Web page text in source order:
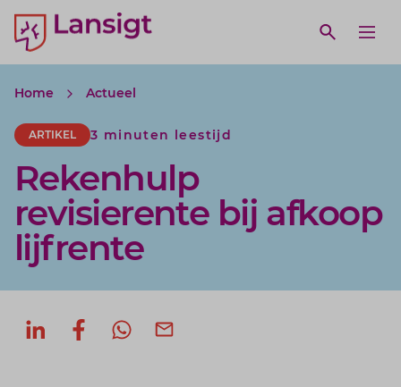
Lansigt Accountants logo
Open
search website
Home Actueel
ARTIKEL 3 minuten leestijd
Rekenhulp
revisierente bij afkoop
lijfrente
Deel op LinkedIn
Deel op Facebook